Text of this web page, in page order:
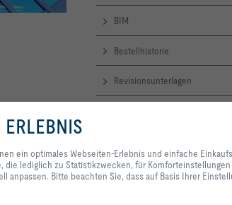
BIM
Bestellhistorie
Revisionsunterlagen
Newsletter
unserer
Statistikzwecken,
können selbst
ein optimales Webseiten-Erlebnis und einfache
die lediglich zu Statistikzwecken, für
anpassen. Bitte beachten Sie, dass auf Basis Ihrer